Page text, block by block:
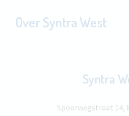
Over Syntra West
Syntra
Spoorwegstraat 14,